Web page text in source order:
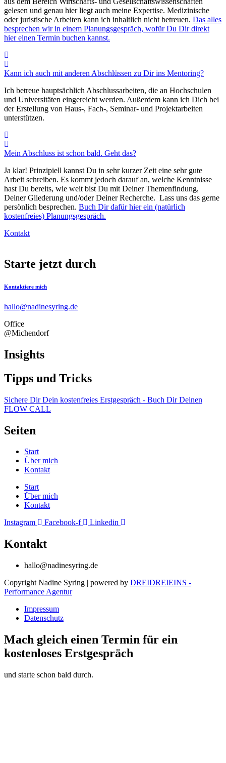
gelesen und genau hier liegt auch meine Expertise. Medizinische
oder juristische Arbeiten kann ich inhaltlich nicht betreuen. Das alles
besprechen wir in einem Planungsgespräch, wofür Du Dir direkt
hiereinen Termin buchen kannst.
Kann ich auch mit anderen Abschlüssen zu Dir ins Mentoring?
Ich betreue hauptsächlich Abschlussarbeiten, die an Hochschulen
und Universitäten eingereicht werden. Außerdem kann ich Dich bei
der Erstellung von Haus-, Fach-, Seminar- und Projektarbeiten
unterstützen.
Mein Abschluss ist schon bald. Geht das?
Ja klar! Prinzipiell kannst Du in sehr kurzer Zeit eine sehr gute
Arbeit schreiben. Es kommt jedoch darauf an, welche Kenntnisse
hast Du bereits, wie weit bist Du mit Deiner Themenfindung,
Deiner Gliederung und/oder Deiner Recherche. Lass uns das gerne
persönlich besprechen. Buch Dir dafür hier ein (natürlich
kostenfreies) Planungsgespräch.
Kontakt
Starte jetzt durch
Kontaktiere mich
hallo@nadinesyring.de
Office
@Michendorf
Insights
Tipps und Tricks
Sichere Dir Dein kostenfreies Erstgespräch - Buch Dir Deinen
FLOW CALL
Seiten
Start
Über mich
Kontakt
Start
Über mich
Kontakt
Instagram
Facebook-f Linkedin
Kontakt
hallo@nadinesyring.de
Copyright Nadine Syring | powered by DREIDREIEINS -
Performance Agentur
Impressum
Datenschutz
Mach gleich einen Termin für ein
kostenloses Erstgespräch
und starte schon bald durch.